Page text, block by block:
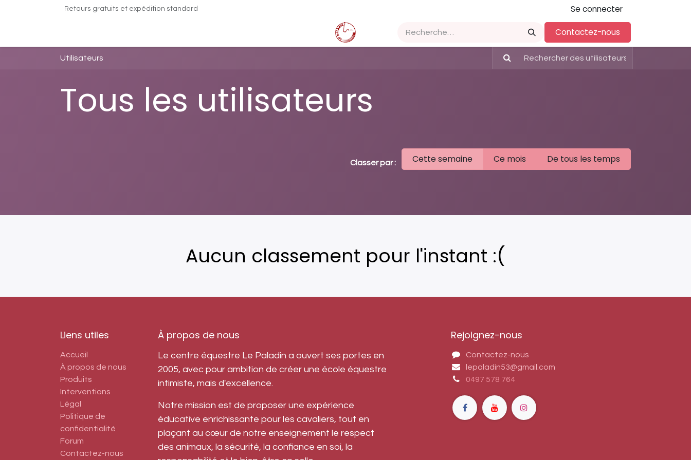
Retours gratuits et expédition standard Se connecter
Nos installations Nos chevaux et poneys Actualités Contactez-nous
Contactez-nous
Utilisateurs
Tous les utilisateurs
Classer par : Cette semaine Ce mois De tous les temps
Aucun classement pour l'instant :(
Liens utiles
Accueil
À propos de nous
Produits
Interventions
Légal
Politique de
confidentialité
Forum
Contactez-nous
À propos de nous
Le centre équestre Le Paladin a ouvert ses portes en
2005, avec pour ambition de créer une école équestre
intimiste, mais d'excellence.
Notre mission est de proposer une expérience
éducative enrichissante pour les cavaliers, tout en
plaçant au cœur de notre enseignement le respect
des animaux, la sécurité, la confiance en soi, la
Rejoignez-nous
Contactez-nous
lepaladin53@gmail.com
0497 578 764